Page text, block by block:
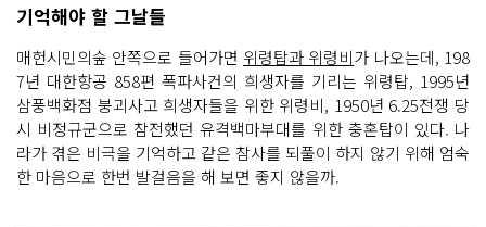
기억해야 할 그날들
매헌시민의숲 안쪽으로 들어가면 위령탑과 위령비가 나오는데, 198
7년 대한항공 858편 폭파사건의 희생자를 기리는 위령탑, 1995년
삼풍백화점 붕괴사고 희생자들을 위한 위령비, 1950년 6.25전쟁 당
시 비정규군으로 참전했던 유격백마부대를 위한 충혼탑이 있다. 나
라가 겪은 비극을 기억하고 같은 참사를 되풀이 하지 않기 위해 엄숙
한 마음으로 한번 발걸음을 해 보면 좋지 않을까.